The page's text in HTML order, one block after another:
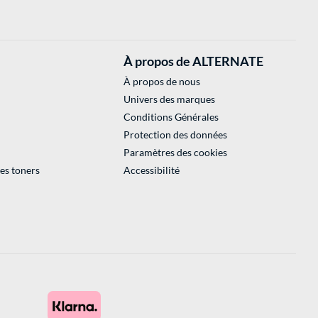
toners
À propos de ALTERNATE
À propos de nous
Univers des marques
Conditions Générales
Protection des données
Paramètres des cookies
Accessibilité